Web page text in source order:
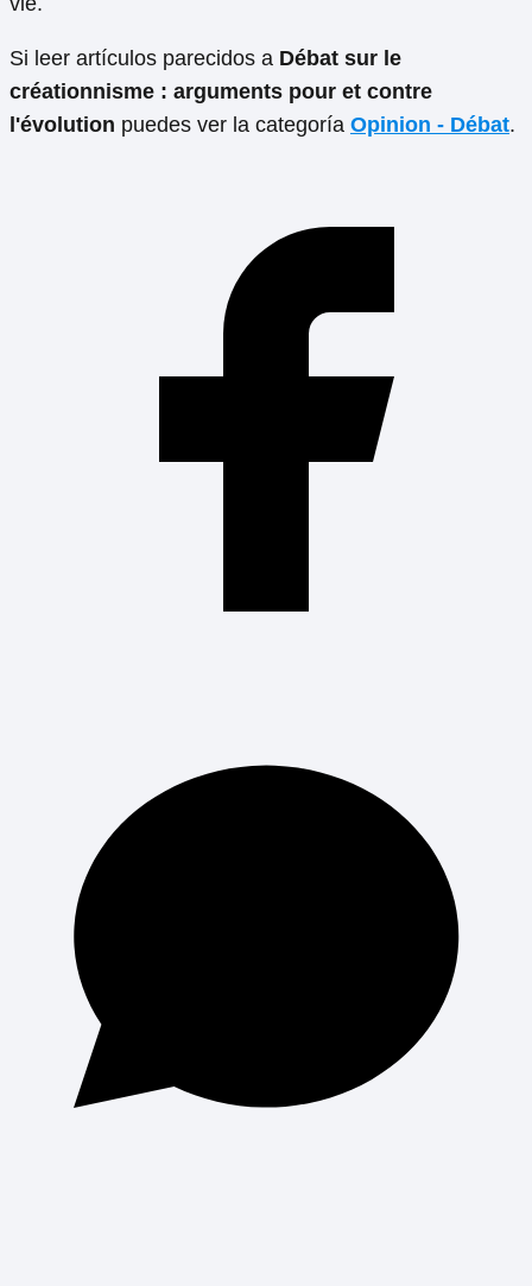
Si leer artículos parecidos a Débat sur le
créationnisme : arguments pour et contre
l'évolution puedes ver la categoría Opinion - Débat.